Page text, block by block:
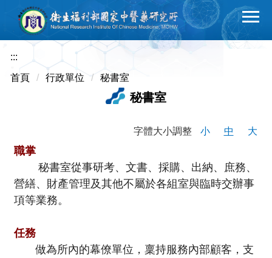
主
要
容
:::
首頁
行政單位 秘書室
秘書室
字體大小調整 小 中 大
職掌
秘書室從事研考、文書、採購、出納、庶務、
營繕、財產管理及其他不屬於各組室與臨時交辦事
項等業務。
任務
做為所內的幕僚單位， 稟持服務內部顧客，支